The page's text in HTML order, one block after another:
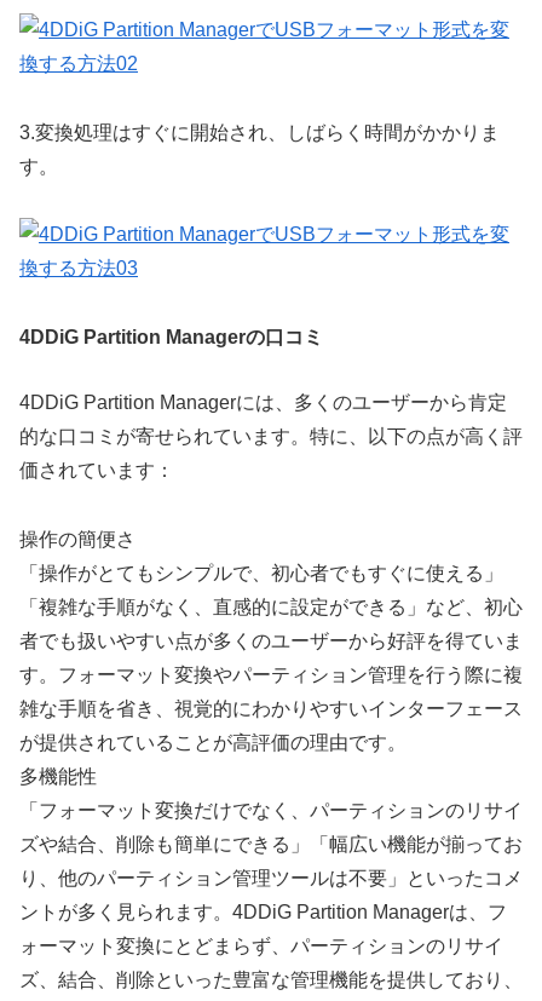
3.変換処理はすぐに開始され、しばらく時間がかかりま
す。
4DDiG Partition Managerの口コミ
4DDiG Partition Managerには、多くのユーザーから肯定
的な口コミが寄せられています。特に、以下の点が高く評
価されています：
操作の簡便さ
「操作がとてもシンプルで、初心者でもすぐに使える」
「複雑な手順がなく、直感的に設定ができる」など、初心
者でも扱いやすい点が多くのユーザーから好評を得ていま
す。フォーマット変換やパーティション管理を行う際に複
雑な手順を省き、視覚的にわかりやすいインターフェース
が提供されていることが高評価の理由です。
多機能性
「フォーマット変換だけでなく、パーティションのリサイ
ズや結合、削除も簡単にできる」「幅広い機能が揃ってお
り、他のパーティション管理ツールは不要」といったコメ
ントが多く見られます。4DDiG Partition Managerは、フ
ォーマット変換にとどまらず、パーティションのリサイ
ズ、結合、削除といった豊富な管理機能を提供しており、